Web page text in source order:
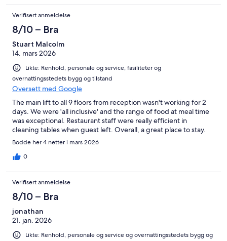
Verifisert anmeldelse
8/10 – Bra
Stuart Malcolm
14. mars 2026
Likte: Renhold, personale og service, fasiliteter og
overnattingsstedets bygg og tilstand
Oversett med Google
The main lift to all 9 floors from reception wasn't working for 2
days. We were 'all inclusive' and the range of food at meal time
was exceptional. Restaurant staff were really efficient in
cleaning tables when guest left. Overall, a great place to stay.
Bodde her 4 netter i mars 2026
0
Verifisert anmeldelse
8/10 – Bra
jonathan
21. jan. 2026
Likte: Renhold, personale og service og overnattingsstedets bygg og